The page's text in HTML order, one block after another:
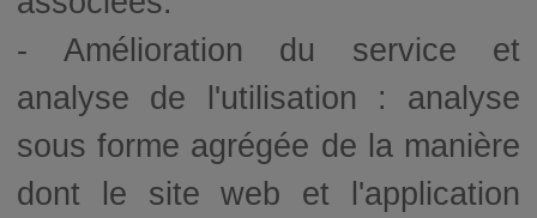
- Amélioration du service et
analyse de l'utilisation : analyse
sous forme agrégée de la manière
dont le site web et l'application